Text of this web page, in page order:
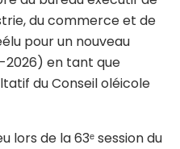
du commerce et de
pour un nouveau
2026) en tant que
du Conseil oléicole
lors de la 63ᵉ session du